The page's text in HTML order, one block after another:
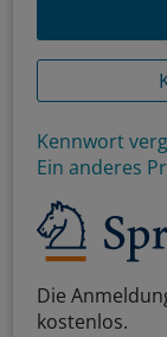
Kennwort
Ein anderes
Die
kostenlos.